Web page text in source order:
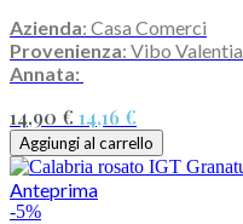
Azienda: Casa Comerci
Provenienza: Vibo Valentia
Annata:
14,90 € 14,16 €
Aggiungi al carrello
Anteprima
-5%